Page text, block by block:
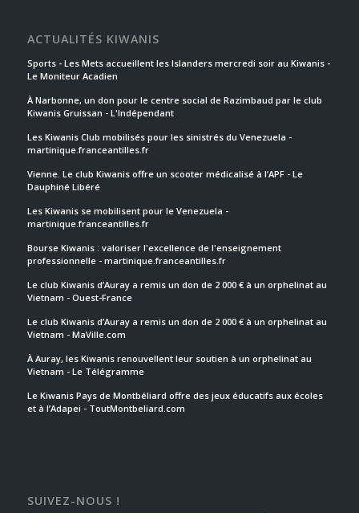
ACTUALITÉS KIWANIS
Sports - Les Mets accueillent les Islanders mercredi soir au Kiwanis -
Le Moniteur Acadien
À Narbonne, un don pour le centre social de Razimbaud par le club
Kiwanis Gruissan - L'Indépendant
Les Kiwanis Club mobilisés pour les sinistrés du Venezuela -
martinique.franceantilles.fr
Vienne. Le club Kiwanis offre un scooter médicalisé à l’APF - Le
Dauphiné Libéré
Les Kiwanis se mobilisent pour le Venezuela -
martinique.franceantilles.fr
Bourse Kiwanis : valoriser l'excellence de l'enseignement
professionnelle - martinique.franceantilles.fr
Le club Kiwanis d’Auray a remis un don de 2 000 € à un orphelinat au
Vietnam - Ouest-France
Le club Kiwanis d’Auray a remis un don de 2 000 € à un orphelinat au
Vietnam - MaVille.com
À Auray, les Kiwanis renouvellent leur soutien à un orphelinat au
Vietnam - Le Télégramme
Le Kiwanis Pays de Montbéliard offre des jeux éducatifs aux écoles
et à l’Adapei - ToutMontbeliard.com
SUIVEZ-NOUS !